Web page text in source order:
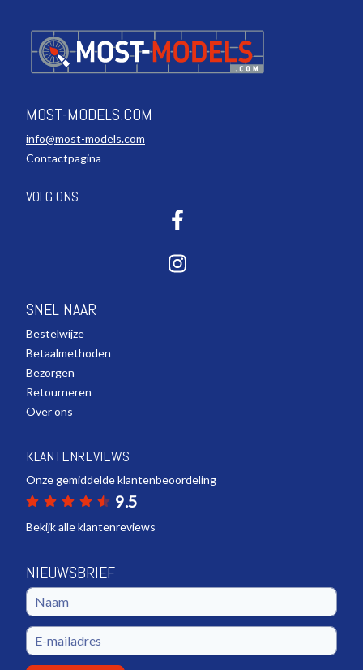
MOST-MODELS.COM
info@most-models.com
Contactpagina
VOLG ONS
SNEL NAAR
Bestelwijze
Betaalmethoden
Bezorgen
Retourneren
Over ons
KLANTENREVIEWS
Onze gemiddelde klantenbeoordeling
9.5
Bekijk alle klantenreviews
NIEUWSBRIEF